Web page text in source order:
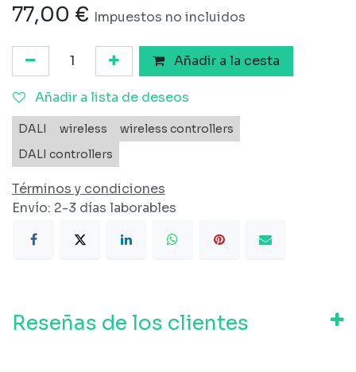
77,00 € Impuestos no incluidos
Añadir a la cesta
Añadir a lista de deseos
DALI wireless
wireless controllers
DALI controllers
Términos y condiciones
Envío: 2-3 días laborables
Reseñas de los clientes